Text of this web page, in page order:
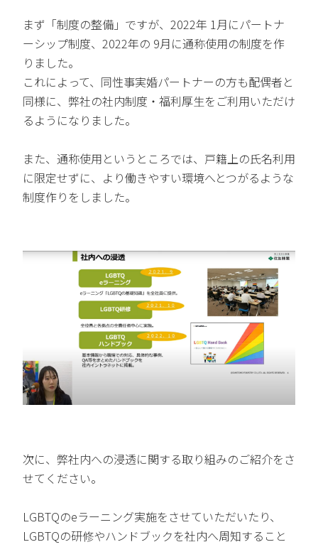
まず「制度の整備」ですが、2022年 1月にパートナ
ーシップ制度、2022年の 9月に通称使用の制度を作
りました。
これによって、同性事実婚パートナーの方も配偶者と
同様に、弊社の社内制度・福利厚生をご利用いただけ
るようになりました。
また、通称使用というところでは、戸籍上の氏名利用
に限定せずに、より働きやすい環境へとつがるような
制度作りをしました。
次に、弊社内への浸透に関する取り組みのご紹介をさ
せてください。
LGBTQのeラーニング実施をさせていただいたり、
LGBTQの研修やハンドブックを社内へ周知すること